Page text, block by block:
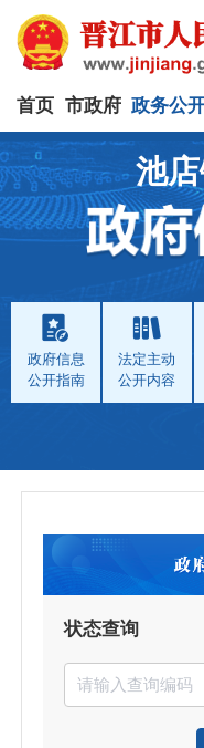
首页 市政府 政务公
池
政府信息
公开指南
法定主动
公开内容
状态查询